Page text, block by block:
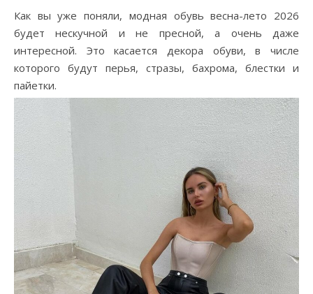
Как вы уже поняли, модная обувь весна-лето 2026
будет нескучной и не пресной, а очень даже
интересной. Это касается декора обуви, в числе
которого будут перья, стразы, бахрома, блестки и
пайетки.